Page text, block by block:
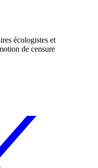
écologistes et
de censure